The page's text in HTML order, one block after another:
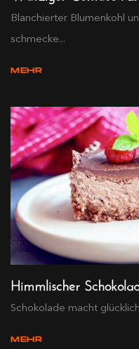
Blanchierter Blumenkohl
schmecke...
MEHR
Himmlischer
Schokolade macht
MEHR